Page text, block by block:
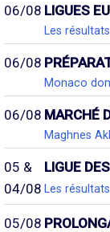
06/08 LIGUES
Les
06/08
Monaco
06/08 MARCHÉ
Maghnes
05 &
04/08
LIGUE
Les
05/08